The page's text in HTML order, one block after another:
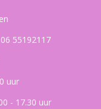
55192117
uur
- 17.30 uur